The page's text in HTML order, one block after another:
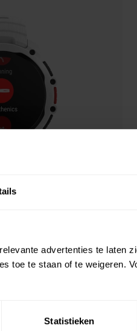
advertenties te laten
toe te staan of te weigeren.
Statistieken